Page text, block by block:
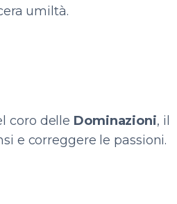
umiltà.
coro delle Dominazioni, il
e correggere le passioni.